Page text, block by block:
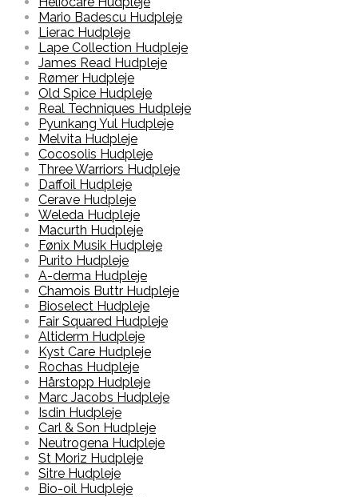
Mario Badescu Hudpleje
Lierac Hudpleje
Lape Collection Hudpleje
James Read Hudpleje
Rømer Hudpleje
Old Spice Hudpleje
Real Techniques Hudpleje
Pyunkang Yul Hudpleje
Melvita Hudpleje
Cocosolis Hudpleje
Three Warriors Hudpleje
Daffoil Hudpleje
Cerave Hudpleje
Weleda Hudpleje
Macurth Hudpleje
Fønix Musik Hudpleje
Purito Hudpleje
A-derma Hudpleje
Chamois Buttr Hudpleje
Bioselect Hudpleje
Fair Squared Hudpleje
Altiderm Hudpleje
Kyst Care Hudpleje
Rochas Hudpleje
Hårstopp Hudpleje
Marc Jacobs Hudpleje
Isdin Hudpleje
Carl & Son Hudpleje
Neutrogena Hudpleje
St Moriz Hudpleje
Sitre Hudpleje
Bio-oil Hudpleje